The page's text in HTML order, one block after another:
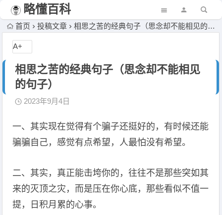
略懂百科
首页 投稿文章 相思之苦的经典句子（思念却不能相见的句子）
相思之苦的经典句子（思念却不能相见
的句子）
2023年9月4日
一、其实现在觉得有个骗子还挺好的，有时候还能
骗骗自己，感觉有点希望，人最怕没有希望。
二、其实，真正能击垮你的，往往不是那些突如其
来的灭顶之灾，而是压在你心底，那些看似不值一
提，日积月累的心事。
A+